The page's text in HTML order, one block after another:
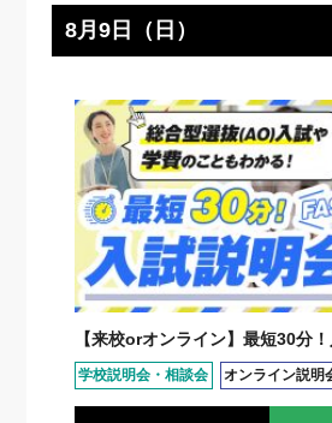
8月9日（日）
【来校orオンライン】最短30分
学校説明会・相談会 オンライン説明